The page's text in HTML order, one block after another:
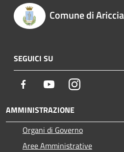
Comune di Ariccia
SEGUICI SU
Facebook YoutubeInstagram
AMMINISTRAZIONE
Organi di Governo
Aree Amministrative